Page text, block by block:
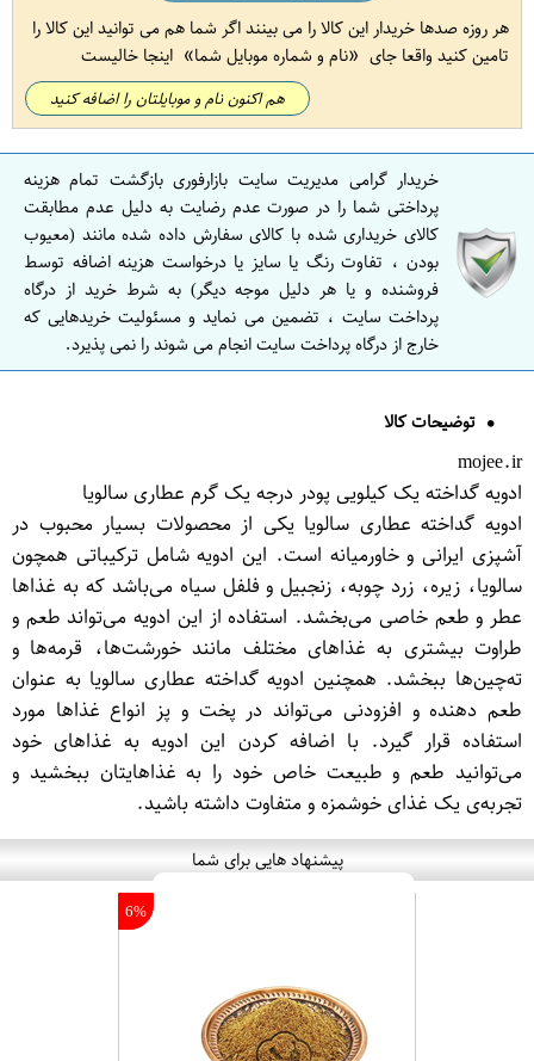
هر روزه صدها خریدار این کالا را می بینند اگر شما هم می توانید این کالا را
تامین کنید واقعا جای
نام و شماره موبایل شما اینجا خالیست
هم اکنون نام و موبایلتان را اضافه کنید
خریدار گرامی مدیریت سایت بازارفوری بازگشت تمام هزینه
پرداختی شما را در صورت عدم رضایت به دلیل عدم مطابقت
کالای خریداری شده با کالای سفارش داده شده مانند (معیوب
بودن ، تفاوت رنگ یا سایز یا درخواست هزینه اضافه توسط
فروشنده و یا هر دلیل موجه دیگر) به شرط خرید از درگاه
پرداخت سایت ، تضمین می نماید و مسئولیت خریدهایی که
خارج از درگاه پرداخت سایت انجام می شوند را نمی پذیرد.
توضیحات کالا
mojee.ir
ادویه گداخته یک کیلویی پودر درجه یک گرم عطاری سالویا
ادویه گداخته عطاری سالویا یکی از محصولات بسیار محبوب در
آشپزی ایرانی و خاورمیانه است. این ادویه شامل ترکیباتی همچون
سالویا، زیره، زرد چوبه، زنجبیل و فلفل سیاه می‌باشد که به غذاها
عطر و طعم خاصی می‌بخشد. استفاده از این ادویه می‌تواند طعم و
طراوت بیشتری به غذاهای مختلف مانند خورشت‌ها، قرمه‌ها و
ته‌چین‌ها ببخشد. همچنین ادویه گداخته عطاری سالویا به عنوان
طعم دهنده و افزودنی می‌تواند در پخت و پز انواع غذاها مورد
استفاده قرار گیرد. با اضافه کردن این ادویه به غذاهای خود
می‌توانید طعم و طبیعت خاص خود را به غذاهایتان ببخشید و
تجربه‌ی یک غذای خوشمزه و متفاوت داشته باشید.
پیشنهاد هایی برای شما
6%